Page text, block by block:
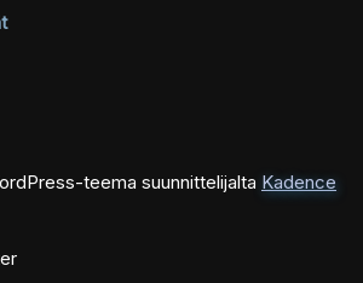
teema suunnittelijalta Kadence